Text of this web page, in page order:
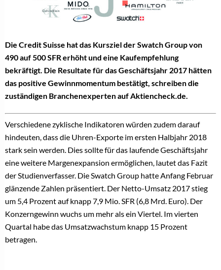
Die Credit Suisse hat das Kursziel der Swatch Group von
490 auf 500 SFR erhöht und eine Kaufempfehlung
bekräftigt. Die Resultate für das Geschäftsjahr 2017 hätten
das positive Gewinnmomentum bestätigt, schreiben die
zuständigen Branchenexperten auf Aktiencheck.de.
Verschiedene zyklische Indikatoren würden zudem darauf
hindeuten, dass die Uhren-Exporte im ersten Halbjahr 2018
stark sein werden. Dies sollte für das laufende Geschäftsjahr
eine weitere Margenexpansion ermöglichen, lautet das Fazit
der Studienverfasser. Die Swatch Group hatte Anfang Februar
glänzende Zahlen präsentiert. Der Netto-Umsatz 2017 stieg
um 5,4 Prozent auf knapp 7,9 Mio. SFR (6,8 Mrd. Euro). Der
Konzerngewinn wuchs um mehr als ein Viertel. Im vierten
Quartal habe das Umsatzwachstum knapp 15 Prozent
betragen.